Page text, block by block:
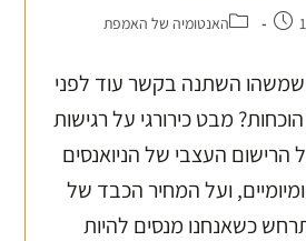
האנטומיה של האמפת
שמשהו השתנה בקשר עוד לפני
מבט כירורגי על רגישות
הרישום העצבי של הניואנסים
ועל המחיר הכבד של
כשאנחנו מנסים להיות